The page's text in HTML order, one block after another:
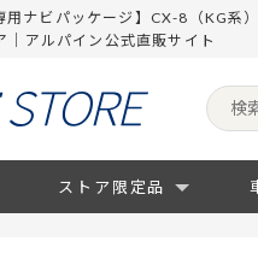
用ナビパッケージ】CX-8（KG
｜アルパイン公式直販サイト
ストア限定品